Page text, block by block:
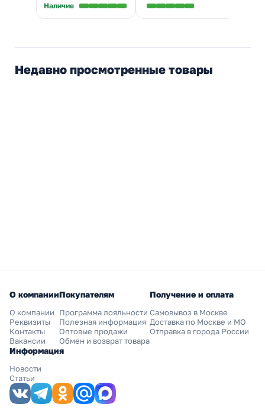
Наличие
Недавно просмотренные товары
О компании
О компании
Реквизиты
Контакты
Вакансии
Покупателям
Программа лояльности
Полезная информация
Оптовые продажи
Обмен и возврат товара
Получение и оплата
Самовывоз в Москве
Доставка по Москве и МО
Отправка в города России
Информация
Новости
Статьи